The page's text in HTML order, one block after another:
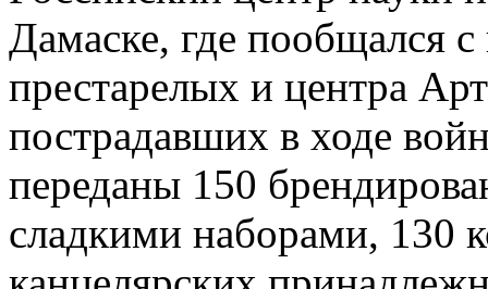
Дамаске, где пообщался
престарелых и центра
пострадавших в ходе
переданы 150
сладкими наборами, 130